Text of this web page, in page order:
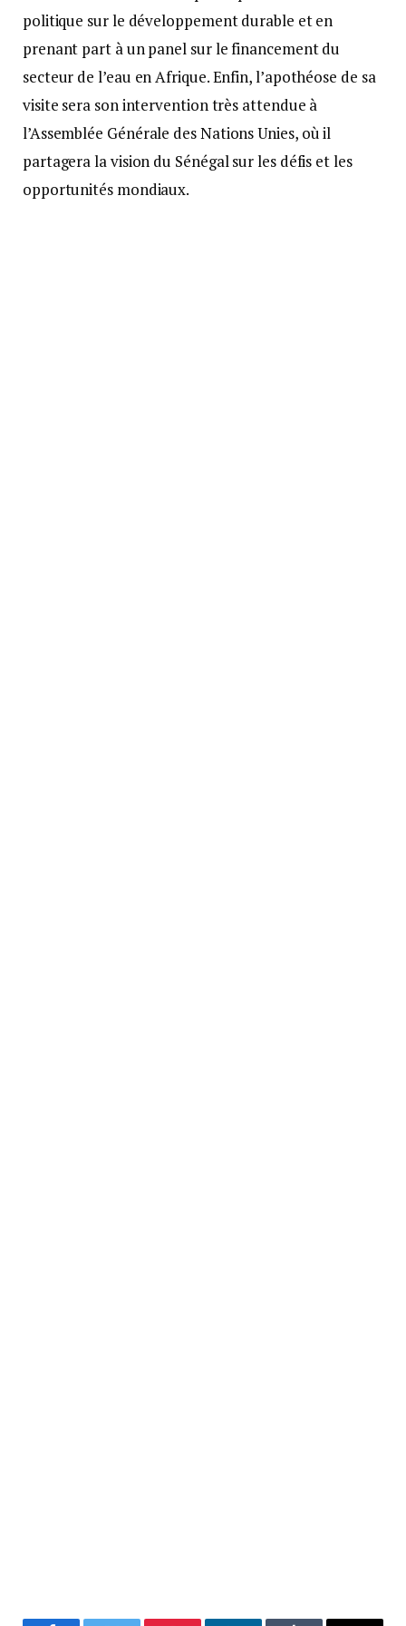
politique sur le développement durable et en
prenant part à un panel sur le financement du
secteur de l’eau en Afrique. Enfin, l’apothéose de sa
visite sera son intervention très attendue à
l’Assemblée Générale des Nations Unies, où il
partagera la vision du Sénégal sur les défis et les
opportunités mondiaux.